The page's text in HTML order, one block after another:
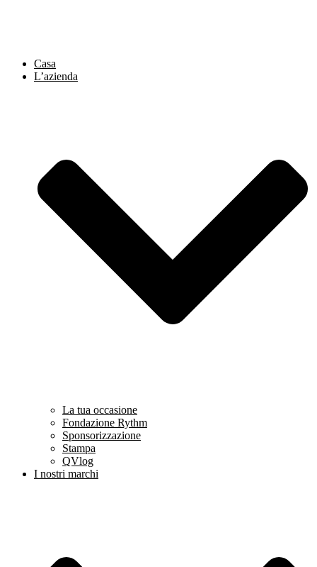
Casa
L’azienda
La tua occasione
Fondazione Rythm
Sponsorizzazione
Stampa
QVlog
I nostri marchi